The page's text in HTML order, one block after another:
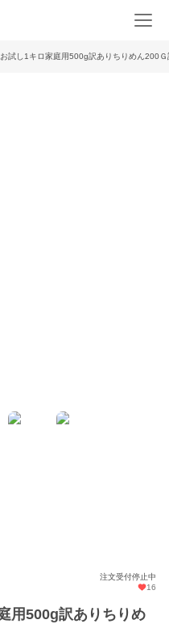
試し1キロ家庭用500g訳ありちりめん200
注文受付停止中
16
用500g訳ありちりめ